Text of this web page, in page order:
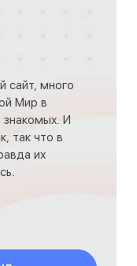
сайт, много
Мир в
И
так что в
их